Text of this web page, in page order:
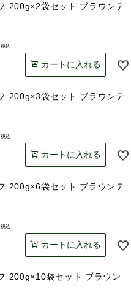
200g×2袋セット ブラウンテ
税込
カートに入れる
200g×3袋セット ブラウンテ
税込
カートに入れる
200g×6袋セット ブラウンテ
税込
カートに入れる
200g×10袋セット ブラウン